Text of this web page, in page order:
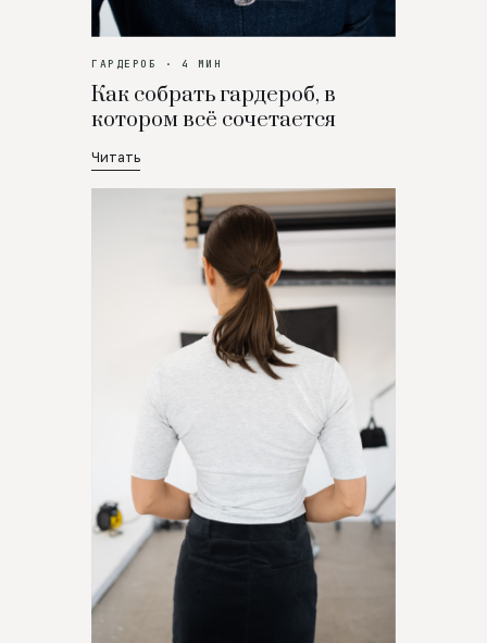
ГАРДЕРОБ · 4 МИН
Как собрать гардероб, в
котором всё сочетается
Читать